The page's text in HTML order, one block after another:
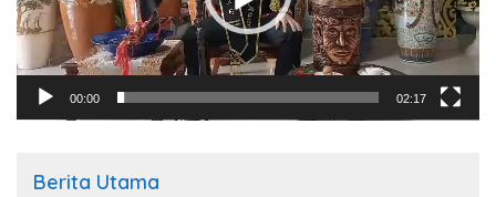
00:00 02:17
Berita Utama